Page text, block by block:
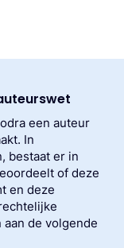
een auteur
In
bestaat er in
of deze
en deze
de volgende